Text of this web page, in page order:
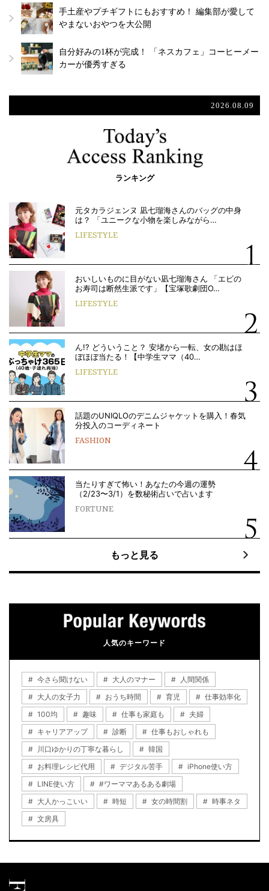
手土産やプチギフトにもおすすめ！ 編集部が愛して
やまないおやつを大公開
自分好みの1杯が完成！ 「ネスカフェ」コーヒーメー
カーが優秀すぎる
2026.08.09
ランキング
元タカラジェンヌ 凪七瑠海さんのバッグの中身
は？ 「ユニークな小物を楽しみながら…
LIFESTYLE
おいしいものに目がない凪七瑠海さん 「エビの
お寿司は断然生派です」【宝塚歌劇団O…
LIFESTYLE
ん!? どういうこと？ 安堵から一転、女の勘はほ
ぼほぼ当たる！【中学生ママ（40…
LIFESTYLE
話題のUNIQLOのデニムジャケットを購入！春気
分投入のコーディネート
FASHION
当たりすぎて怖い！あなたの今週の運勢
（2/23〜3/1）を数秘術占いで占います
FORTUNE
もっと見る
人気のキーワード
今さら聞けない 大人のマナー
人間関係
大人の女子力
おうち時間 育児
仕事効率化
100均
趣味 仕事も家庭も
夫婦
キャリアアップ
診断
仕事もおしゃれも
川口ゆかりの丁寧な暮らし
韓国
お料理レシピ代用
デジタル苦手
iPhone使い方
LINE使い方
#ワーママあるある劇場
大人かっこいい
時短 女の時間割
時事ネタ
文房具